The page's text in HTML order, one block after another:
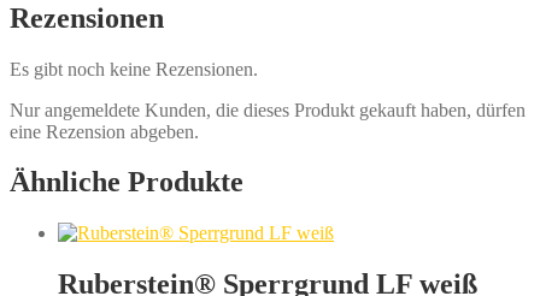
Rezensionen
Es gibt noch keine Rezensionen.
Nur angemeldete Kunden, die dieses Produkt gekauft haben, dürfen
eine Rezension abgeben.
Ähnliche Produkte
Ruberstein® Sperrgrund LF weiß